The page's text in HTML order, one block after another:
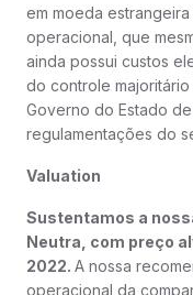
em moeda
operacional, que
ainda possui custos
do controle
Governo do Estado
regulamentações do
Valuation
Sustentamos a
Neutra, com preço
2022. A nossa
operacional da